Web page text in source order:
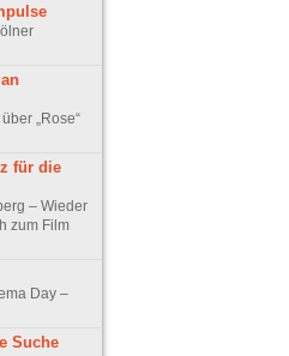
„Rose“
für die
– Wieder
zum Film
Day –
Suche